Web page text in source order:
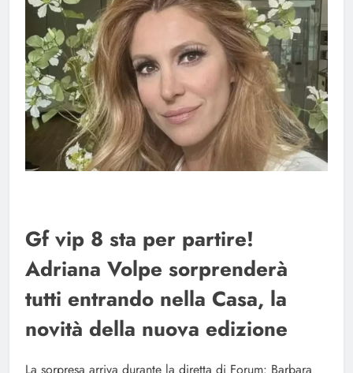
Gf vip 8 sta per partire!
Adriana Volpe sorprenderà
tutti entrando nella Casa, la
novità della nuova edizione